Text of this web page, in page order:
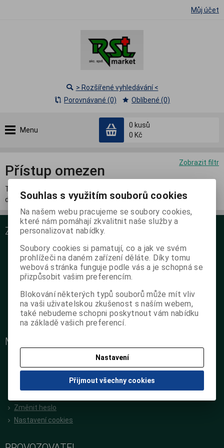
Můj účet
Menu
0 kusů
0 Kč
> Rozšířené vyhledávání <
Porovnávané (0)
Oblíbené (0)
Zobrazit filtr
Přístup omezen
Tato sekce je přístupná pouze přihlášeným registrovaným
distributorům.
ZÁKAZNICKÝ SERVIS
O nás
Podrobné kontakty
Obchodní podmínky
Jak objednat na poukaz
GDPR
Zpětný odběr použitých výrobků
MŮJ ÚČET
Oblíbené položky
Předchozí objednávky
Změnit heslo
Nastavení cookies
Souhlas s využitím souborů cookies
Na našem webu pracujeme se soubory cookies,
které nám pomáhají zkvalitnit naše služby a
personalizovat nabídky.
Soubory cookies si pamatují, co a jak ve svém
prohlížeči na daném zařízení děláte. Díky tomu
webová stránka funguje podle vás a je schopná se
přizpůsobit vašim preferencím.
Blokování některých typů souborů může mít vliv
na vaši uživatelskou zkušenost s naším webem,
také nebudeme schopni poskytnout vám nabídku
na základě vašich preferencí.
Nastavení
Přijmout všechny cookies